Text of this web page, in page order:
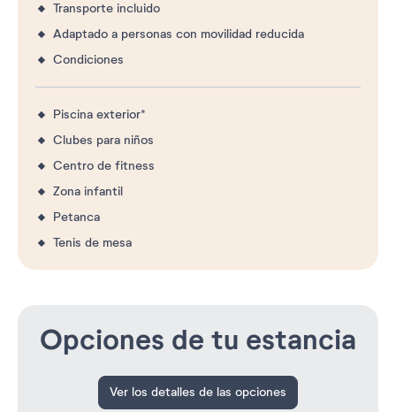
Transporte incluido
Adaptado a personas con movilidad reducida
Condiciones
Piscina exterior*
Clubes para niños
Centro de fitness
Zona infantil
Petanca
Tenis de mesa
Opciones de tu estancia
Ver los detalles de las opciones